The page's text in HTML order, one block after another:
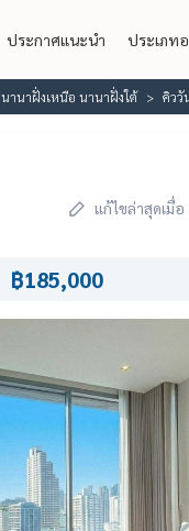
ประกาศแนะนำ ประเภท
นานาฝั่งเหนือ นานาฝั่งใต้ คิววั
แก้ไขล่าสุดเมื่
฿185,000